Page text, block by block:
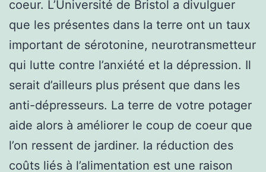
coeur. L’Université de Bristol a divulguer
que les présentes dans la terre ont un taux
important de sérotonine, neurotransmetteur
qui lutte contre l’anxiété et la dépression. Il
serait d’ailleurs plus présent que dans les
anti-dépresseurs. La terre de votre potager
aide alors à améliorer le coup de coeur que
l’on ressent de jardiner. la réduction des
coûts liés à l’alimentation est une raison